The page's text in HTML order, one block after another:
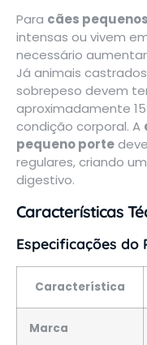
Para cães pequenos
intensas ou vivem
necessário
Já animais
sobrepeso devem
aproximadamente
condição corporal. A
pequeno porte
regulares, criando
digestivo.
Características
Especificações do
Característica
Marca